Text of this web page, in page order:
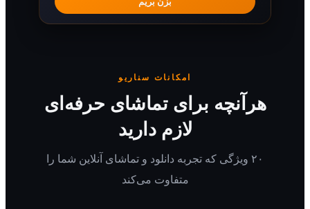
امکانات سناریو
برای تماشای حرفه‌ای
لازم دارید
۲۰ ویژگی که تجربه دانلود و تماشای آنلاین شما را
متفاوت می‌کند